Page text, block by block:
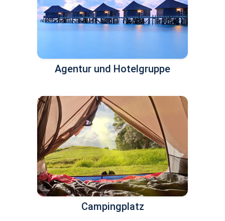
Agentur und Hotelgruppe
Campingplatz